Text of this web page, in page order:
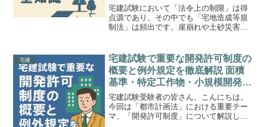
防災区域の違いまで例題付きで総
まとめ～
宅建試験において「法令上の制限」は得
点源であり、その中でも「宅地造成等規
制法」は頻出です。崖崩れや土砂災害を
記事では、規制区域・許可の必要性・許
可手続きの流れ・防災区域...
宅建
宅建試験で重要な開発許可制度の
概要と例外規定を徹底解説 面積
基準・特定工作物・小規模開発の
判断基準まで例題で総整理
宅建試験受験者の皆さん、こんにちは。
今回は「都市計画法」における重要テー
マ、「開発許可制度」について解説して